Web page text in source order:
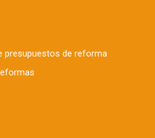
presupuestos de reforma